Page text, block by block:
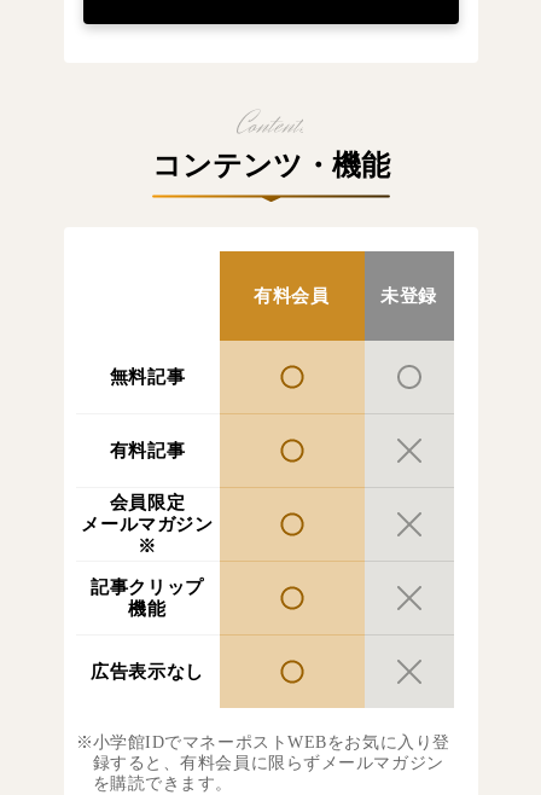
コンテンツ・機能
有料会員 未登録
無料記事
有料記事
会員限定
メールマガジン
※
記事クリップ
機能
広告表示なし
小学館IDでマネーポストWEBをお気に入り登
録すると、有料会員に限らずメールマガジン
を購読できます。